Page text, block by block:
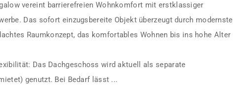
vereint barrierefreien Wohnkomfort mit erstklassiger
Das sofort einzugsbereite Objekt überzeugt durch modernste
Raumkonzept, das komfortables Wohnen bis ins hohe Alter
Das Dachgeschoss wird aktuell als separate
genutzt. Bei Bedarf lässt ...